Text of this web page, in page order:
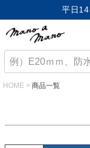
平日14
HOME 商品一覧
価格が安い順
価格が高い順
優先度順
キーワード